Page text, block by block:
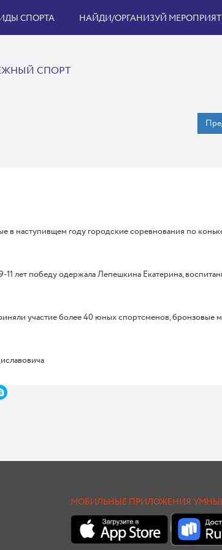
СПОРТА НАЙДИ/ОРГАНИЗУЙ
СПОРТ
наступивщем году городские соревнования по
11 лет победу одержала Лепешкина Екатерина,
участие более 40 юных спортсменов, бронзовые
МОБИЛЬНЫЕ ПРИЛОЖЕНИЯ